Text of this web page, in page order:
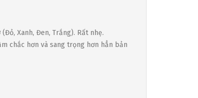
Xanh, Đen, Trắng). Rất nhẹ.
chắc hơn và sang trọng hơn hẳn bản